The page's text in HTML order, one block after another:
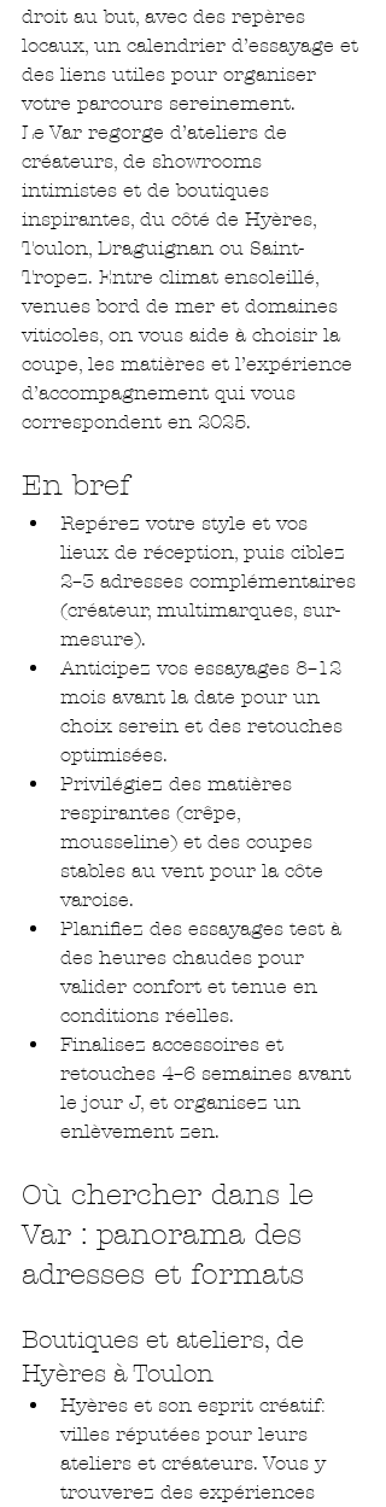
droit au but, avec des repères
locaux, un calendrier d’essayage et
des liens utiles pour organiser
votre parcours sereinement.
Le Var regorge d’ateliers de
créateurs, de showrooms
intimistes et de boutiques
inspirantes, du côté de Hyères,
Toulon, Draguignan ou Saint-
Tropez. Entre climat ensoleillé,
venues bord de mer et domaines
viticoles, on vous aide à choisir la
coupe, les matières et l’expérience
d’accompagnement qui vous
correspondent en 2025.
En bref
Repérez votre style et vos
lieux de réception, puis ciblez
2–3 adresses complémentaires
(créateur, multimarques, sur-
mesure).
Anticipez vos essayages 8–12
mois avant la date pour un
choix serein et des retouches
optimisées.
Privilégiez des matières
respirantes (crêpe,
mousseline) et des coupes
stables au vent pour la côte
varoise.
Planifiez des essayages test à
des heures chaudes pour
valider confort et tenue en
conditions réelles.
Finalisez accessoires et
retouches 4–6 semaines avant
le jour J, et organisez un
enlèvement zen.
Où chercher dans le
Var : panorama des
adresses et formats
Boutiques et ateliers, de
Hyères à Toulon
Hyères et son esprit créatif:
villes réputées pour leurs
ateliers et créateurs. Vous y
trouverez des expériences